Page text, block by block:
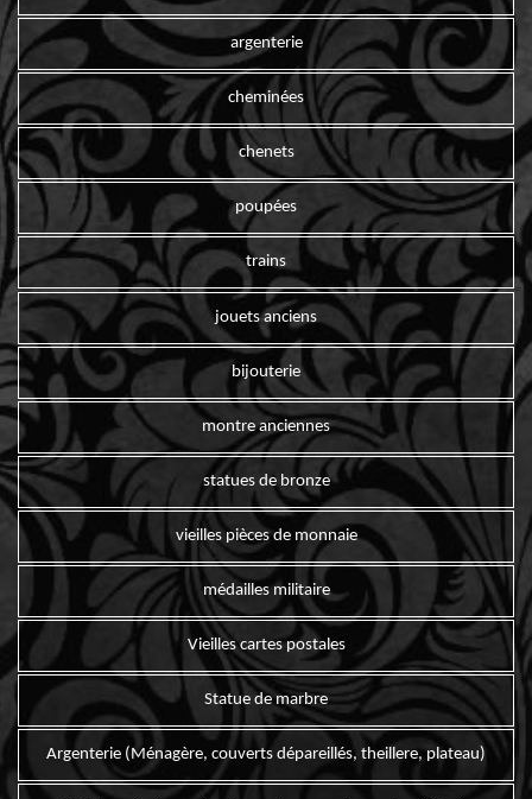
argenterie
cheminées
chenets
poupées
trains
jouets anciens
bijouterie
montre anciennes
statues de bronze
vieilles pièces de monnaie
médailles militaire
Vieilles cartes postales
Statue de marbre
Argenterie (Ménagère, couverts dépareillés, theillere, plateau)